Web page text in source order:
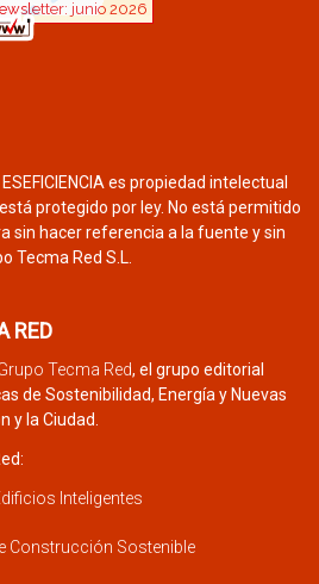
es propiedad intelectual
protegido por ley. No está permitido
sin hacer referencia a la fuente y sin
Tecma Red S.L.
RED
Tecma Red, el grupo editorial
de Sostenibilidad, Energía y Nuevas
y la Ciudad.
Inteligentes
Construcción Sostenible